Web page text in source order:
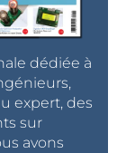
dédiée à
expert, des
sur
avons